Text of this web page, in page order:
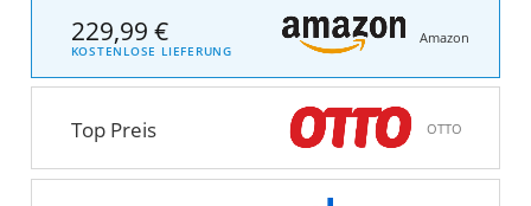
229,99 €
KOSTENLOSE LIEFERUNG
Amazon
Top Preis OTTO